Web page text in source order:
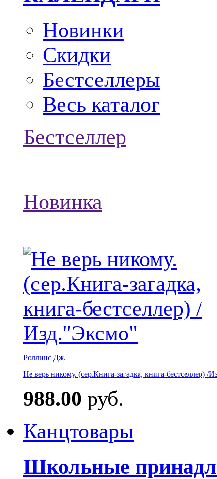
Новинки
Скидки
Бестселлеры
Весь каталог
Бестселлер
Новинка
Роллинс Дж.
Не верь никому. (сер.Книга-загадка, книга-бестселлер) /
988.00 руб.
Канцтовары
Школьные